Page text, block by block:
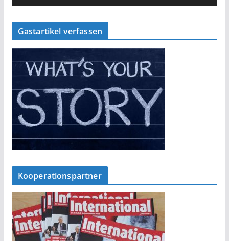
Gastartikel verfassen
Kooperationspartner